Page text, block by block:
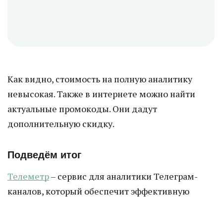
Как видно, стоимость на полную аналитику
невысокая. Также в интернете можно найти
актуальные промокоды. Они дадут
дополнительную скидку.
Подведём итог
Телеметр– сервис для аналитики Телеграм-
каналов, который обеспечит эффективную